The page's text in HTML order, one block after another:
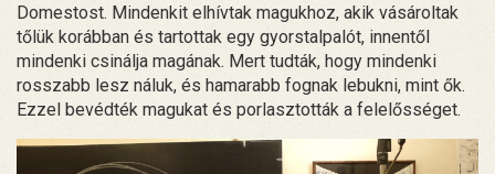
Domestost. Mindenkit elhívtak magukhoz, akik vásároltak
tőlük korábban és tartottak egy gyorstalpalót, innentől
mindenki csinálja magának. Mert tudták, hogy mindenki
rosszabb lesz náluk, és hamarabb fognak lebukni, mint ők.
Ezzel bevédték magukat és porlasztották a felelősséget.